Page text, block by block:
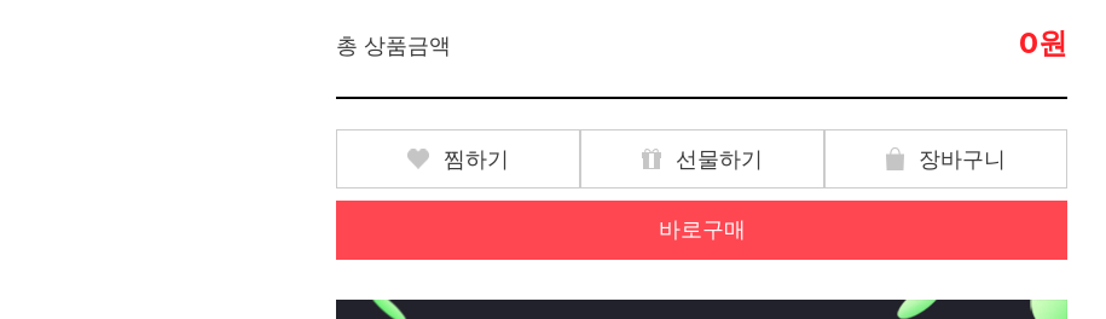
총 상품금액 0원
찜하기 선물하기 장바구니
바로구매